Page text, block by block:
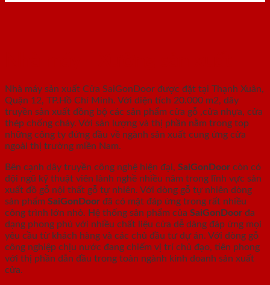
Nhà máy sản xuất Cửa SaiGonDoor được đặt tại Thạnh Xuân,
Quận 12, TP.Hồ Chí Minh. Với diện tích 20.000 m2, dây
truyền sản xuất đồng bộ các sản phẩm cửa gỗ ,cửa nhựa, cửa
thép chống cháy. Với sản lượng và thị phần nằm trong top
những công ty đứng đầu về ngành sản xuất cung ứng cửa
ngoài thị trường miền Nam.
Bên cạnh dây truyền công nghệ hiện đại, SaiGonDoor còn có
đội ngũ kỹ thuật viên lành nghề nhiều năm trong lĩnh vực sản
xuất đồ gỗ nội thất gỗ tự nhiên. Với dòng gỗ tự nhiên dòng
sản phẩm SaiGonDoor đã có mặt đáp ứng trong rất nhiều
công trình lớn nhỏ. Hệ thống sản phẩm của SaiGonDoor đa
dạng phong phú với nhiều chất liệu cửa dễ dàng đáp ứng mọi
yêu cầu từ khách hàng và các chủ đầu tư dự án. Với dòng gỗ
công nghiệp chịu nước đang chiếm vị trí chủ đạo, tiên phong
với thị phần dẫn đầu trong toàn ngành kinh doanh sản xuất
cửa.